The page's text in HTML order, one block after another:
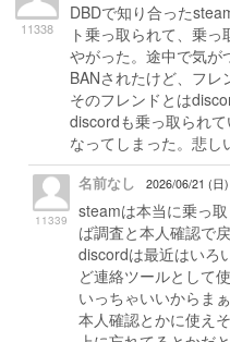
11338
DBDで知り合った
ト乗っ取られて、乗
やがった。途中で気が
BANされたけど、フレ
そのフレンドとは
discordも乗っ取られ
なってしまった。悲し
11339
名前なし 2026/06/21 (日
steamは本当に乗っ
ば調査と本人確認で
discordは最近はいろ
ど連絡ツールとして
いっちゃいいからま
本人確認とかに使え